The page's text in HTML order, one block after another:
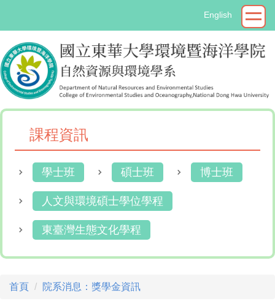
要
內
容
區
English
課程資訊
學士班 碩士班 博士班
人文與環境碩士學位學程
東臺灣生態文化學程
首頁 院系消息：獎學金資訊